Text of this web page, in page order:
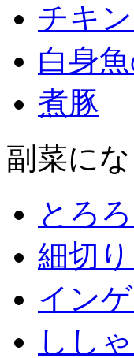
チキ
白身
煮豚
副菜に
とろ
細切
イン
しし